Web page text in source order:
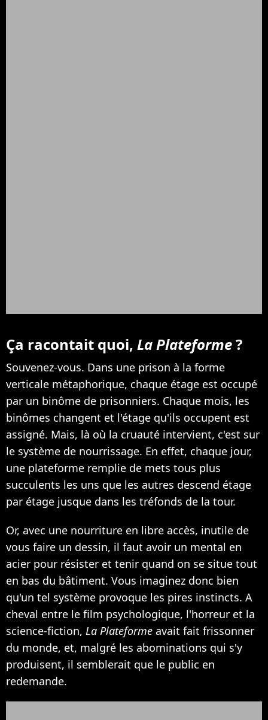
Ça racontait quoi, La Plateforme?
Souvenez-vous. Dans une prison à la forme
verticale métaphorique, chaque étage est occupé
par un binôme de prisonniers. Chaque mois, les
binômes changent et l'étage qu'ils occupent est
assigné. Mais, là où la cruauté intervient, c'est sur
le système de nourrissage. En effet, chaque jour,
une plateforme remplie de mets tous plus
succulents les uns que les autres descend étage
par étage jusque dans les tréfonds de la tour.
Or, avec une nourriture en libre accès, inutile de
vous faire un dessin, il faut avoir un mental en
acier pour résister et tenir quand on se situe tout
en bas du bâtiment. Vous imaginez donc bien
qu'un tel système provoque les pires instincts. A
cheval entre le film psychologique, l'horreur et la
science-fiction, La Plateforme avait fait frissonner
du monde, et, malgré les abominations qui s'y
produisent, il semblerait que le public en
redemande.